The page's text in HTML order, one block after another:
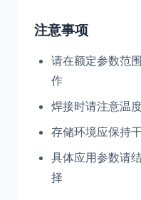
注意事项
请在额定参数范
作
焊接时请注意温
存储环境应保持
具体应用参数请
择